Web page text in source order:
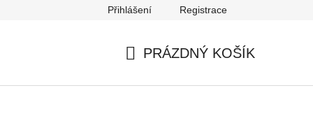
Přihlášení Registrace
PRÁZDNÝ KOŠÍK